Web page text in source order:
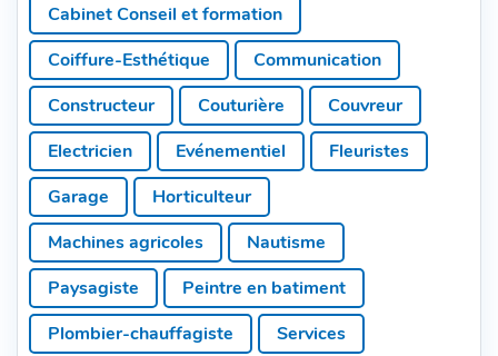
Cabinet Conseil et formation
Coiffure-Esthétique
Communication
Constructeur
Couturière
Couvreur
Electricien
Evénementiel
Fleuristes
Garage
Horticulteur
Machines agricoles
Nautisme
Paysagiste
Peintre en batiment
Plombier-chauffagiste
Services